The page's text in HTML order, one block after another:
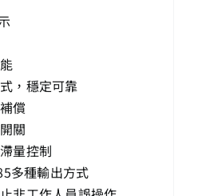
，穩定可靠
償
關
量控制
多種輸出方式